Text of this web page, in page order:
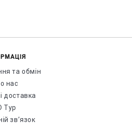
та обмін
нас
доставка
Тур
зв’язок